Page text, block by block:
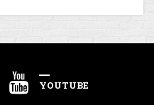
YOUTUBE